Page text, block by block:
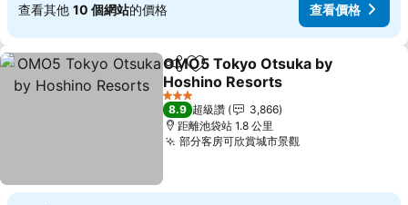
查看其他 10 個網站的價格 查看價格
分享 加入我的最愛
OMO5 Tokyo Otsuka by
Hoshino Resorts
查看價格
3 星級
8.9 超級讚
3,866
距離池袋站 1.8 公里
部分客房可欣賞城市景觀查看價格